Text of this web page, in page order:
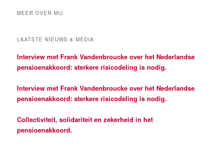
MEER OVER MIJ
LAATSTE NIEUWS & MEDIA
Interview met Frank Vandenbroucke over het Nederlandse
pensioenakkoord: sterkere risicodeling is nodig.
Interview met Frank Vandenbroucke over het Nederlandse
pensioenakkoord: sterkere risicodeling is nodig.
Collectiviteit, solidariteit en zekerheid in het
pensioenakkoord.